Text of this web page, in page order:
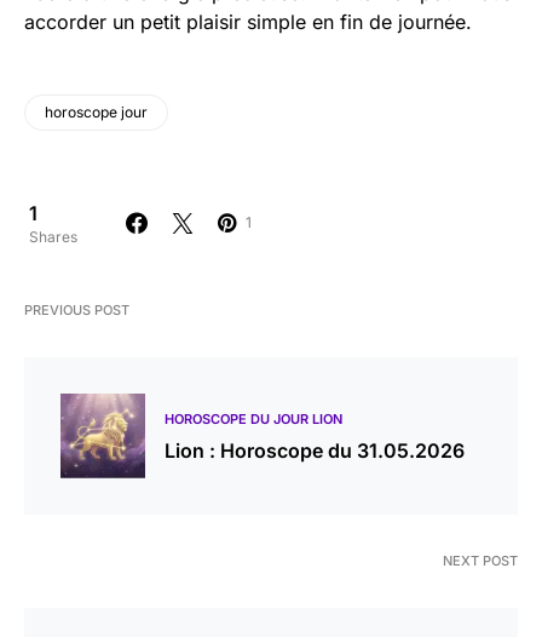
accorder un petit plaisir simple en fin de journée.
horoscope jour
1
Shares
1
PREVIOUS POST
HOROSCOPE DU JOUR LION
Lion : Horoscope du 31.05.2026
NEXT POST